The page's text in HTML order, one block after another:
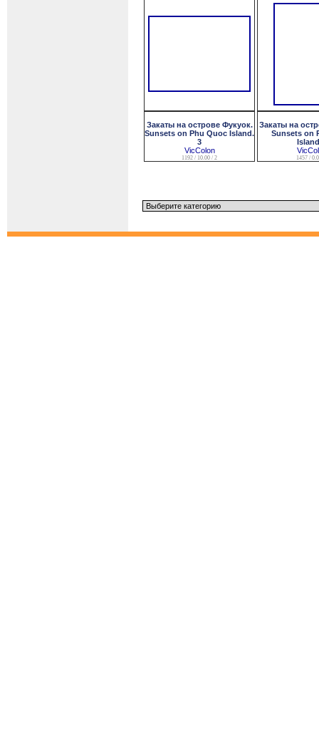
Закаты на острове Фукуок.
Sunsets on Phu Quoc Island.
3
VicColon
1192 / 10.00 / 2
Закаты на
Sunsets on
1457 /